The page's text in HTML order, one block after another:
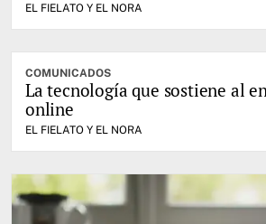
EL FIELATO Y EL NORA
COMUNICADOS
La tecnología que sostiene al
online
EL FIELATO Y EL NORA